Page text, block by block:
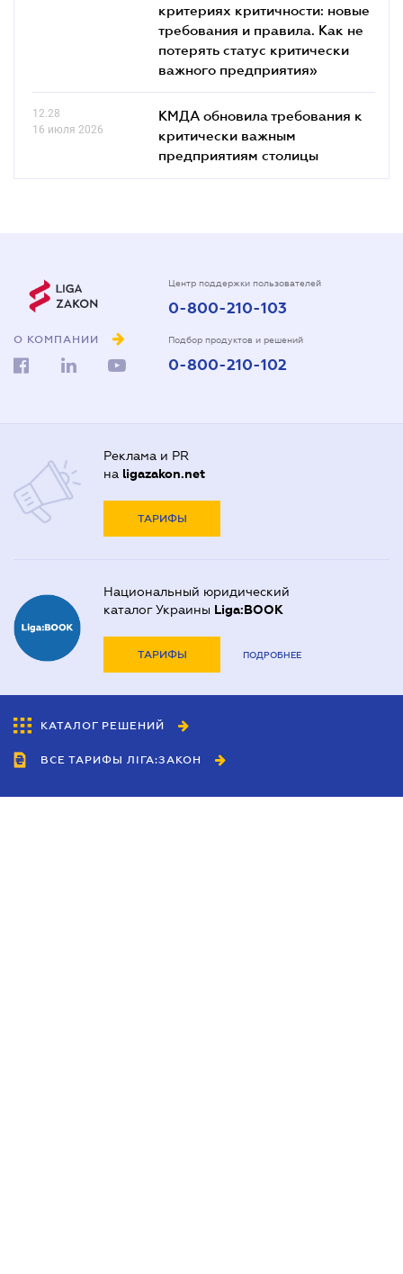
критериях критичности: новые
требования и правила. Как не
потерять статус критически
важного предприятия»
12.28
16 июля 2026
КМДА обновила требования к
критически важным
предприятиям столицы
О КОМПАНИИ
Центр поддержки пользователей
0-800-210-103
Подбор продуктов и решений
0-800-210-102
Реклама и PR
на ligazakon.net
ТАРИФЫ
Национальный юридический
каталог Украины Liga:BOOK
ТАРИФЫ ПОДРОБНЕЕ
КАТАЛОГ РЕШЕНИЙ
ВСЕ ТАРИФЫ ЛІГА:ЗАКОН